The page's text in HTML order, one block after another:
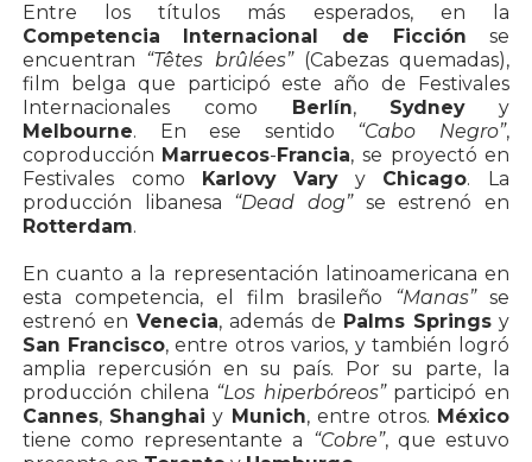
Entre los títulos más esperados, en la
Competencia Internacional de Ficción se
encuentran “Têtes brûlées”(Cabezas quemadas),
film belga que participó este año de Festivales
Internacionales como
Berlín, Sydneyy
Melbourne. En ese sentido “Cabo Negro”,
coproducción Marruecos- Francia, se proyectó en
Festivales como
Karlovy Varyy Chicago. La
producción libanesa “Dead dog”se estrenó en
Rotterdam.
En cuanto a la representación latinoamericana en
esta competencia, el film brasileño “Manas”se
estrenó en Venecia, además de Palms Springsy
San Francisco, entre otros varios, y también logró
amplia repercusión en su país. Por su parte, la
producción chilena “Los hiperbóreos”participó en
Cannes, Shanghaiy Munich, entre otros. México
tiene como representante a “Cobre”, que estuvo